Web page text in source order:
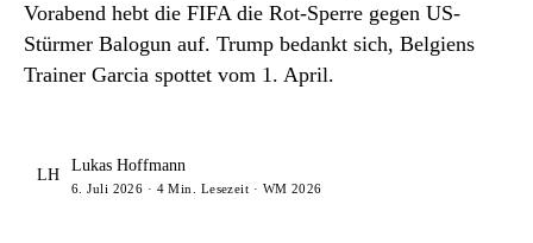
Vorabend hebt die FIFA die Rot-Sperre gegen US-
Stürmer Balogun auf. Trump bedankt sich, Belgiens
Trainer Garcia spottet vom 1. April.
LH
Lukas Hoffmann
6. Juli 2026 · 4 Min. Lesezeit · WM 2026